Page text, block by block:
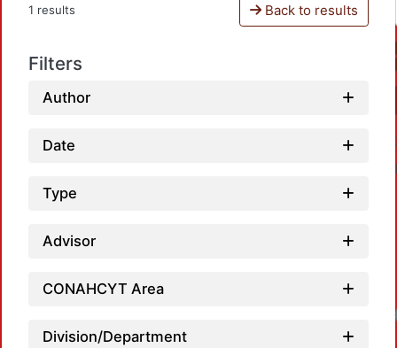
1 results Back to results
Filters
Author
Date
Type
Advisor
CONAHCYT Area
Division/Department